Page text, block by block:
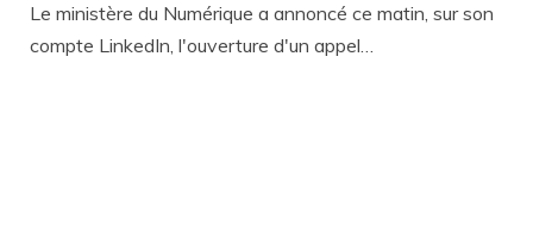
RÉPUBLICAINE ?
Le ministère du Numérique a annoncé ce matin, sur son
compte LinkedIn, l'ouverture d'un appel…